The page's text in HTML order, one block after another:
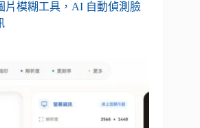
片模糊工具，AI 自動偵測臉